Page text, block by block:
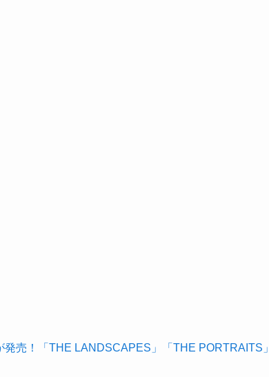
売！「THE LANDSCAPES」「THE PORTRAITS」